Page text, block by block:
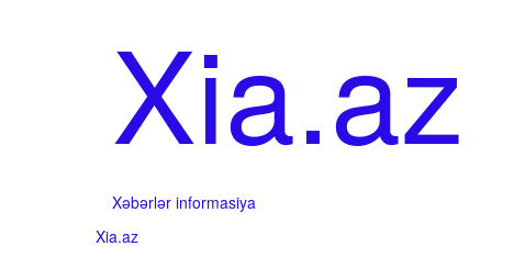
Xia.az
Xəbərlər informasiya
Primary
Xia.az